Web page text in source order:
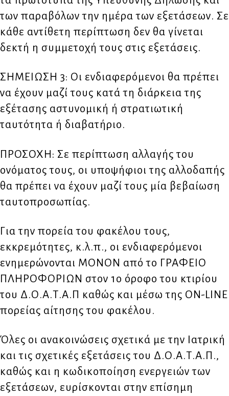
των παραβόλων την ημέρα των εξετάσεων. Σε
κάθε αντίθετη περίπτωση δεν θα γίνεται
δεκτή η συμμετοχή τους στις εξετάσεις.
ΣΗΜΕΙΩΣΗ 3: Οι ενδιαφερόμενοι θα πρέπει
να έχουν μαζί τους κατά τη διάρκεια της
εξέτασης αστυνομική ή στρατιωτική
ταυτότητα ή διαβατήριο.
ΠΡΟΣΟΧΗ: Σε περίπτωση αλλαγής του
ονόματος τους, οι υποψήφιοι της αλλοδαπής
θα πρέπει να έχουν μαζί τους μία βεβαίωση
ταυτοπροσωπίας.
Για την πορεία του φακέλου τους,
εκκρεμότητες, κ.λ.π., οι ενδιαφερόμενοι
ενημερώνονται ΜΟΝΟΝ από το ΓΡΑΦΕΙΟ
ΠΛΗΡΟΦΟΡΙΩΝ στον 1ο όροφο του κτιρίου
του Δ.Ο.Α.Τ.Α.Π καθώς και μέσω της ON-LINE
πορείας αίτησης του φακέλου.
Όλες οι ανακοινώσεις σχετικά με την Iατρική
και τις σχετικές εξετάσεις του Δ.Ο.Α.Τ.Α.Π.,
καθώς και η κωδικοποίηση ενεργειών των
εξετάσεων, ευρίσκονται στην επίσημη